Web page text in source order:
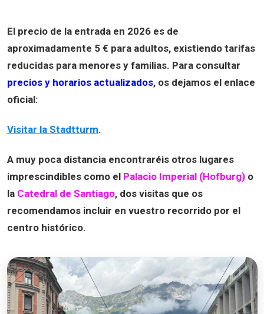
El precio de la entrada en 2026 es de
aproximadamente 5 € para adultos, existiendo tarifas
reducidas para menores y familias. Para consultar
precios y horarios actualizados, os dejamos el enlace
oficial:
Visitar la Stadtturm.
A muy poca distancia encontraréis otros lugares
imprescindibles como el Palacio Imperial (Hofburg) o
la Catedral de Santiago, dos visitas que os
recomendamos incluir en vuestro recorrido por el
centro histórico.